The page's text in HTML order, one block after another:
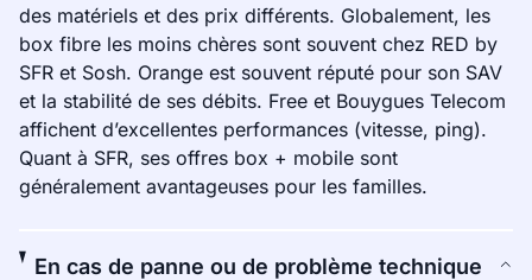
des matériels et des prix différents. Globalement, les
box fibre les moins chères sont souvent chez RED by
SFR et Sosh. Orange est souvent réputé pour son SAV
et la stabilité de ses débits. Free et Bouygues Telecom
affichent d’excellentes performances (vitesse, ping).
Quant à SFR, ses offres box + mobile sont
généralement avantageuses pour les familles.
En cas de panne ou de problème technique